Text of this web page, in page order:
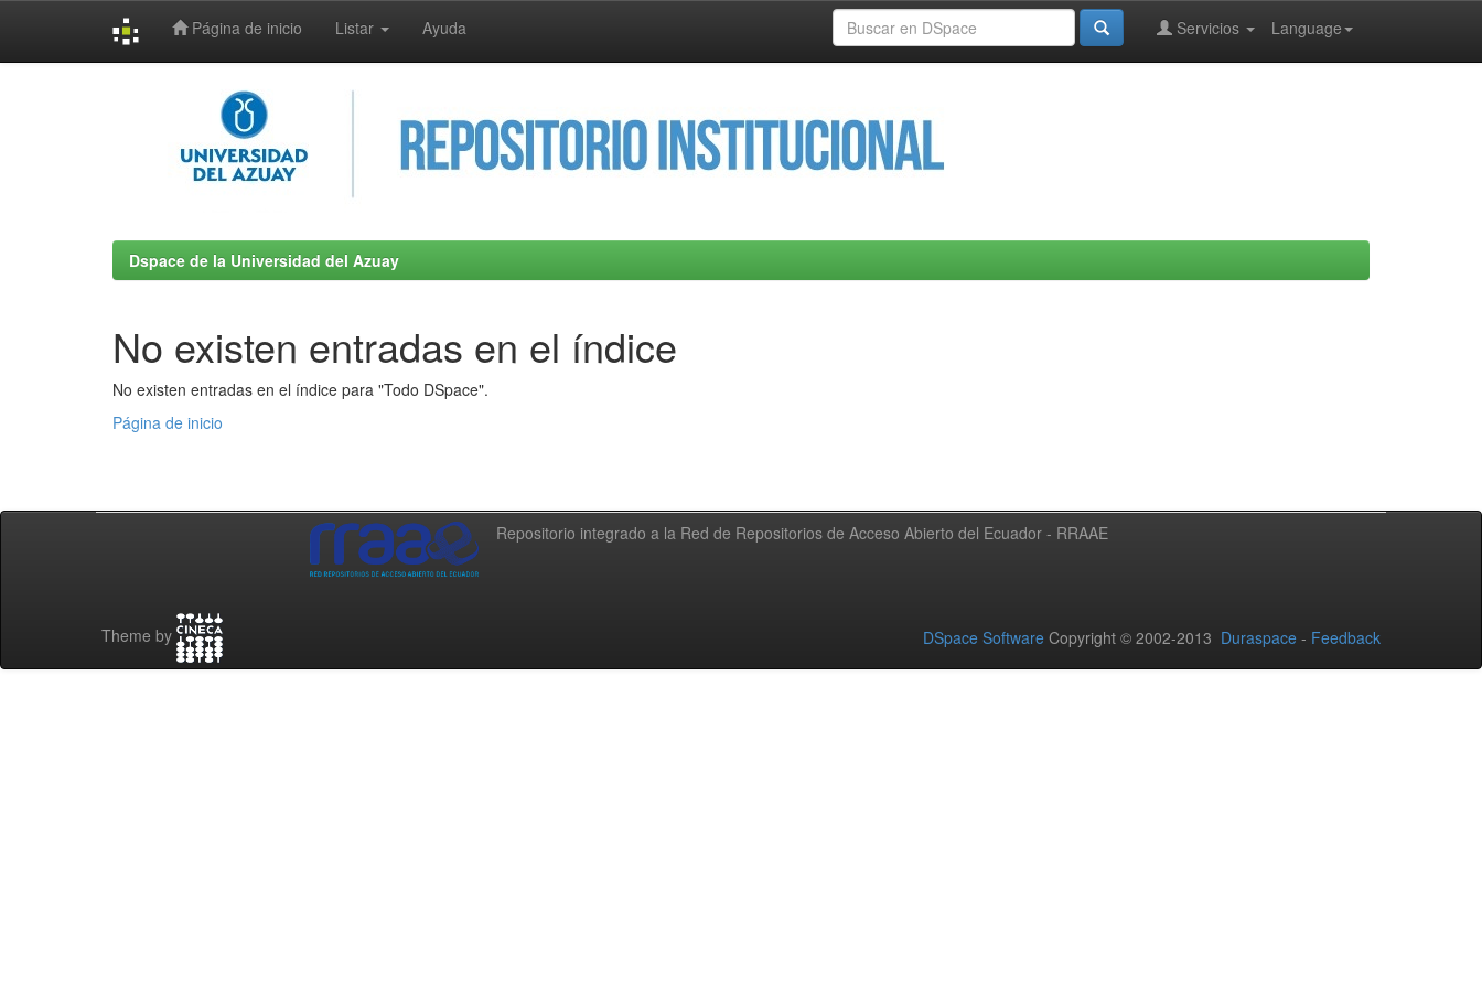
Página de inicio Listar Ayuda Language
Servicios
Dspace de la Universidad del Azuay
No existen entradas en el índice
No existen entradas en el índice para "Todo DSpace".
Página de inicio
Repositorio integrado a la Red de Repositorios de Acceso Abierto del Ecuador - RRAAE
Theme by DSpace Software Copyright © 2002-2013 Duraspace - Feedback